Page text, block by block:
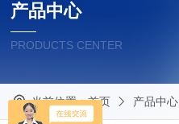
产品中心
PRODUCTS CENTER
当前位置：首页 产品中心